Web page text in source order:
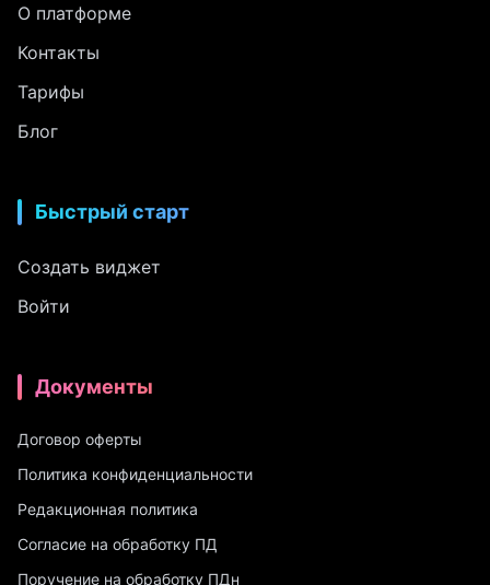
О платформе
Контакты
Тарифы
Блог
Быстрый старт
Создать виджет
Войти
Документы
Договор оферты
Политика конфиденциальности
Редакционная политика
Согласие на обработку ПД
Поручение на обработку ПДн